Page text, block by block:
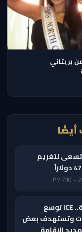
بريتاني
تسعى لتغريم
حتى في الرحلات الداخلية.. ICE توسع
وتستهدف بعض